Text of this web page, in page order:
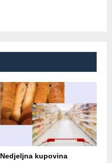
Nedjeljna kupovina